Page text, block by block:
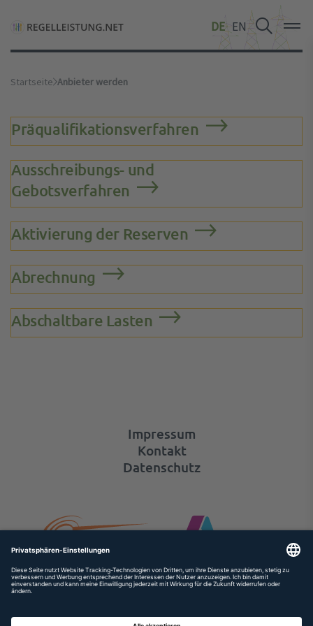
DE EN
DE EN
DE EN
Startseite Anbieter werden
Präqualifikationsverfahren
Ausschreibungs- und
Gebotsverfahren
Aktivierung der Reserven
Abrechnung
Abschaltbare Lasten
Impressum
Kontakt
Datenschutz